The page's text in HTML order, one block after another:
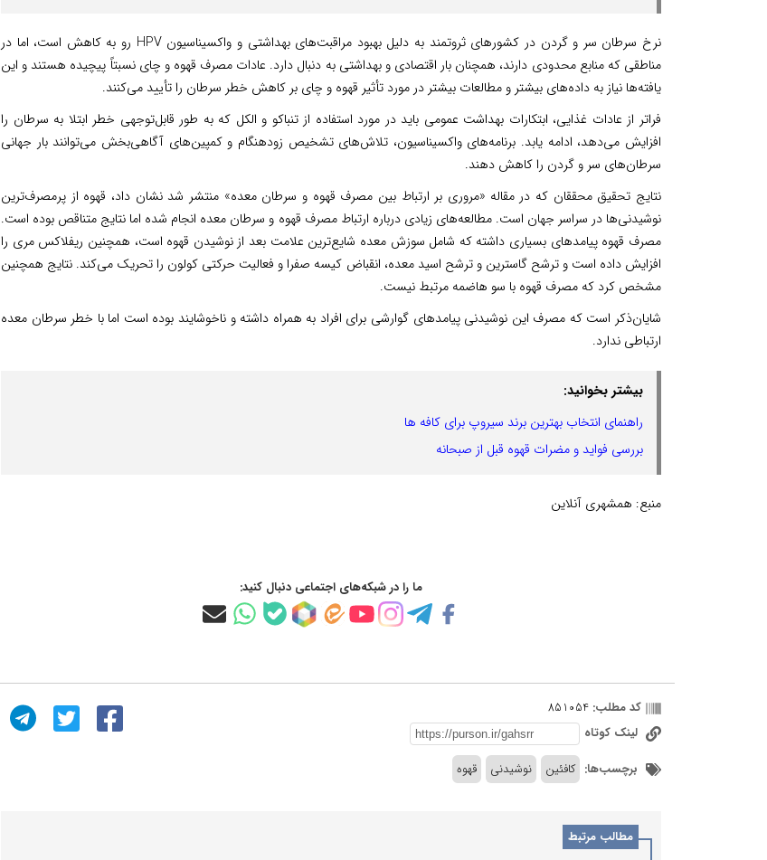
نرخ سرطان سر و گردن در کشورهای ثروتمند به دلیل بهبود مراقبت‌های بهداشتی و واکسیناسیون HPV رو به کاهش است، اما در
مناطقی که منابع محدودی دارند، همچنان بار اقتصادی و بهداشتی به دنبال دارد. عادات مصرف قهوه و چای نسبتاً پیچیده هستند و این
یافته‌ها نیاز به داده‌های بیشتر و مطالعات بیشتر در مورد تأثیر قهوه و چای بر کاهش خطر سرطان را تأیید می‌کنند.
فراتر از عادات غذایی، ابتکارات بهداشت عمومی باید در مورد استفاده از تنباکو و الکل که به‌ طور قابل‌توجهی خطر ابتلا به سرطان را
افزایش می‌دهد، ادامه یابد. برنامه‌های واکسیناسیون، تلاش‌های تشخیص زودهنگام و کمپین‌های آگاهی‌بخش می‌توانند بار جهانی
سرطان‌های سر و گردن را کاهش دهند.
نتایج تحقیق محققان که در مقاله «مروری بر ارتباط بین مصرف قهوه و سرطان معده» منتشر شد نشان داد، قهوه از پرمصرف‌ترین
نوشیدنی‌ها در سراسر جهان است. مطالعه‌های زیادی درباره ارتباط مصرف قهوه و سرطان معده انجام شده اما نتایج متناقص بوده است.
مصرف قهوه پیامدهای بسیاری داشته که شامل سوزش معده شایع‌ترین علامت بعد از نوشیدن قهوه است، همچنین ریفلاکس مری را
افزایش داده است و ترشح گاسترین و ترشح اسید معده، انقباض کیسه صفرا و فعالیت حرکتی کولون را تحریک می‌کند. نتایج همچنین
مشخص کرد که مصرف قهوه با سو هاضمه مرتبط نیست.
شایان‌ذکر است که مصرف این نوشیدنی پیامدهای گوارشی برای افراد به همراه داشته و ناخوشایند بوده است اما با خطر سرطان معده
ارتباطی ندارد.
بیشتر بخوانید:
راهنمای انتخاب بهترین برند سیروپ برای کافه ها
بررسی فواید و مضرات قهوه قبل از صبحانه
منبع: همشهری آنلاین
ما را در شبکه‌های اجتماعی دنبال کنید:
کد مطلب: 851054
لینک کوتاه
برچسب‌ها: کافئین نوشیدنی قهوه
مطالب مرتبط